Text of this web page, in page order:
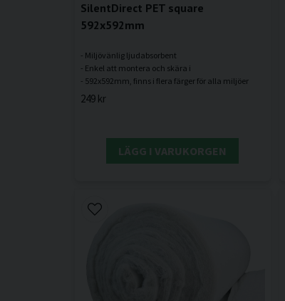
SilentDirect PET square
592x592mm
- Miljövänlig ljudabsorbent
- Enkel att montera och skära i
249 kr
LÄGG I VARUKORGEN